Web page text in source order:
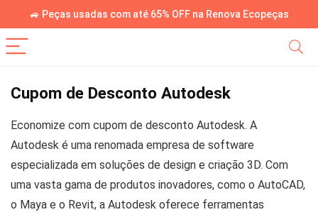
🚙 Peças usadas com até 65% OFF na Renova Ecopeças
Cupom de Desconto Autodesk
Economize com cupom de desconto Autodesk. A
Autodesk é uma renomada empresa de software
especializada em soluções de design e criação 3D. Com
uma vasta gama de produtos inovadores, como o AutoCAD,
o Maya e o Revit, a Autodesk oferece ferramentas